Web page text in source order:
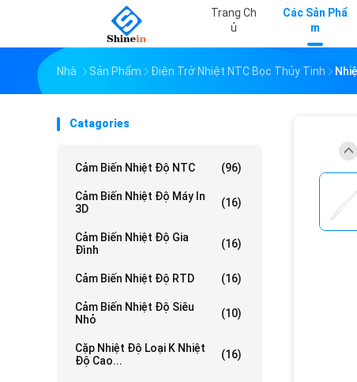
Trang Ch
Ủ
Các Sản Phẩ
M
Nhà Sản Phẩm Điện Trở Nhiệt NTC Bọc Thủy Tinh
Catagories
Cảm Biến Nhiệt Độ NTC (96)
Cảm Biến Nhiệt Độ Máy In
3D
(16)
Cảm Biến Nhiệt Độ Gia
Đình
(16)
Cảm Biến Nhiệt Độ RTD (16)
Cảm Biến Nhiệt Độ Siêu
Nhỏ
(10)
Cặp Nhiệt Độ Loại K Nhiệt
Độ Cao...
(16)